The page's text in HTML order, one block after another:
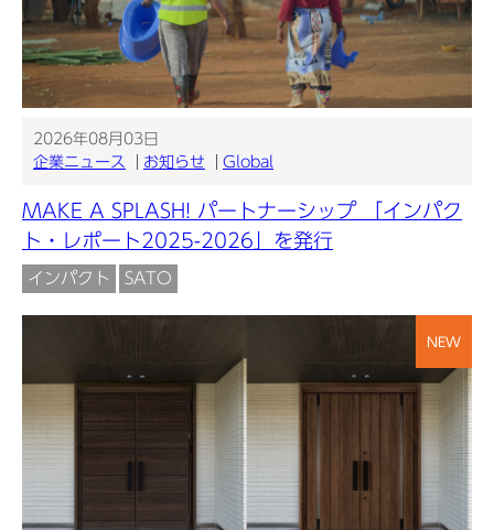
2026年08月03日
企業ニュース
お知らせ Global
MAKE A SPLASH! パートナーシップ 「インパク
ト・レポート2025-2026」を発行
インパクト SATO
NEW